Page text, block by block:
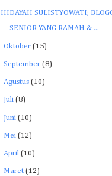
HIDAYAH SULISTYOWATI;
SENIOR YANG RAMAH & ...
Oktober (15)
September (8)
Agustus (10)
Juli (8)
Juni (10)
Mei (12)
April (10)
Maret (12)